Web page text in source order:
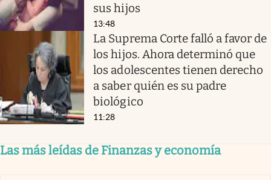
sus hijos
13:48
La Suprema Corte falló a favor de
los hijos. Ahora determinó que
los adolescentes tienen derecho
a saber quién es su padre
biológico
11:28
Las más leídas de Finanzas y economía